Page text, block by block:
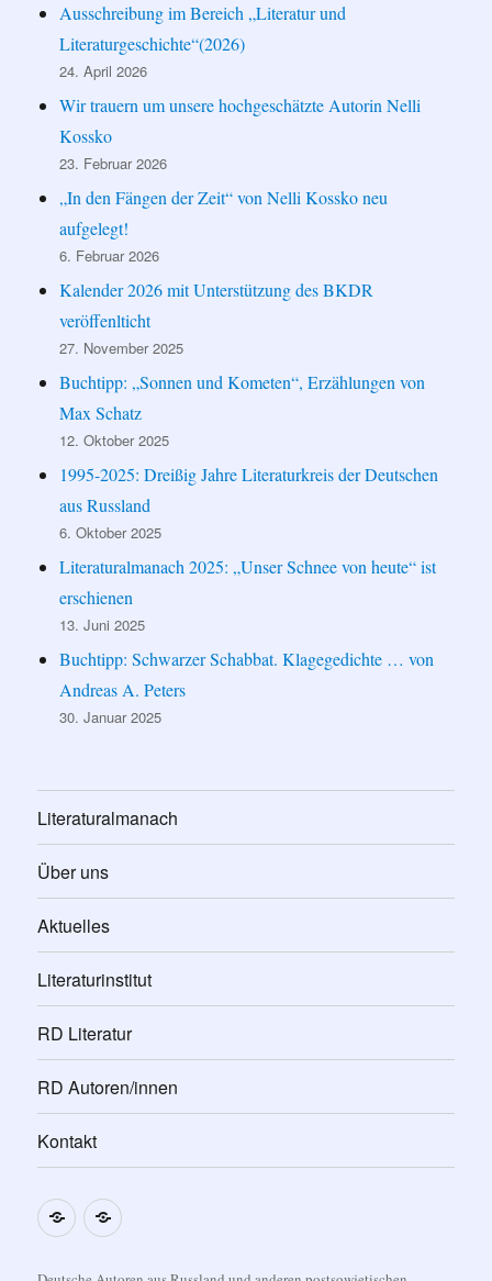
Ausschreibung im Bereich „Literatur und
Literaturgeschichte“(2026)
24. April 2026
Wir trauern um unsere hochgeschätzte Autorin Nelli
Kossko
23. Februar 2026
„In den Fängen der Zeit“ von Nelli Kossko neu
aufgelegt!
6. Februar 2026
Kalender 2026 mit Unterstützung des BKDR
veröffenlticht
27. November 2025
Buchtipp: „Sonnen und Kometen“, Erzählungen von
Max Schatz
12. Oktober 2025
1995-2025: Dreißig Jahre Literaturkreis der Deutschen
aus Russland
6. Oktober 2025
Literaturalmanach 2025: „Unser Schnee von heute“ ist
erschienen
13. Juni 2025
Buchtipp: Schwarzer Schabbat. Klagegedichte … von
Andreas A. Peters
30. Januar 2025
Literaturalmanach
Über uns
Aktuelles
Literaturinstitut
RD Literatur
RD Autoren/innen
Kontakt
ImpressumDatenschutzerklärung